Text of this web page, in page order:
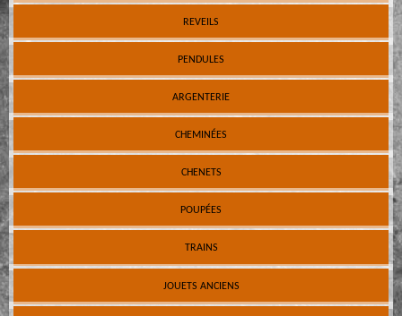
REVEILS
PENDULES
ARGENTERIE
CHEMINÉES
CHENETS
POUPÉES
TRAINS
JOUETS ANCIENS